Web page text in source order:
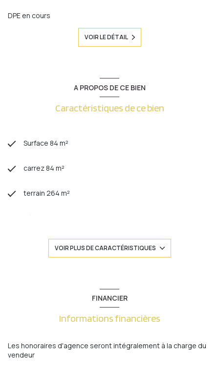
DPE en cours
VOIR LE DÉTAIL
A PROPOS DE CE BIEN
Caractéristiques de ce bien
Surface 84 m²
carrez 84 m²
terrain 264 m²
séjour 26 m²
Chauffage individuel : radiateur (gaz)
1 garage(s)
VOIR PLUS DE CARACTÉRISTIQUES
FINANCIER
Informations financières
Les honoraires d'agence seront intégralement à la charge du
vendeur